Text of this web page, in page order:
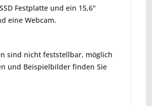
Festplatte und ein 15,6"
eine Webcam.
sind nicht feststellbar, möglich
und Beispielbilder finden Sie